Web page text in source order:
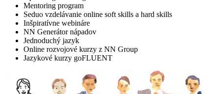
Mentoring program
Seduo vzdelávanie online soft skills a hard skills
Inšpiratívne webináre
NN Generátor nápadov
Jednoduchý jazyk
Online rozvojové kurzy z NN Group
Jazykové kurzy goFLUENT